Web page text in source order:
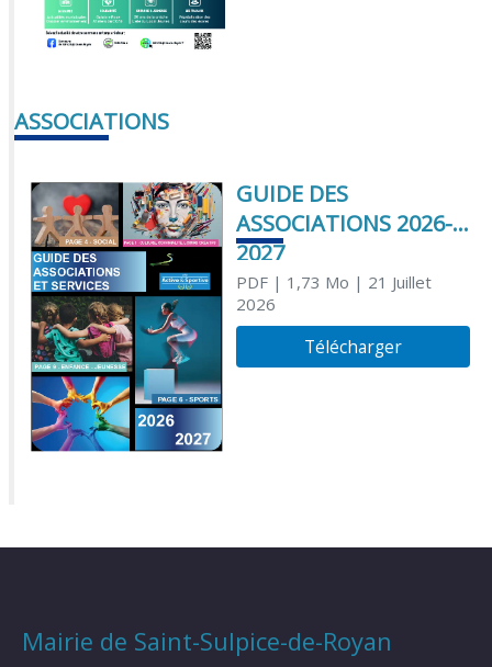
ASSOCIATIONS
GUIDE DES
ASSOCIATIONS 2026-
2027
PDF| 1,73 Mo | 21 Juillet
2026
Télécharger
Mairie de Saint-Sulpice-de-Royan